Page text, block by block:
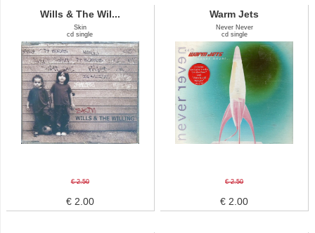
Wills & The Wil...
Skin
cd single
€ 2.50
€ 2.00
Warm Jets
Never Never
cd single
€ 2.50
€ 2.00